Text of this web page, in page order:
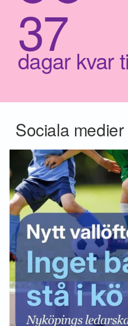
37
dagar kvar
Sociala medier